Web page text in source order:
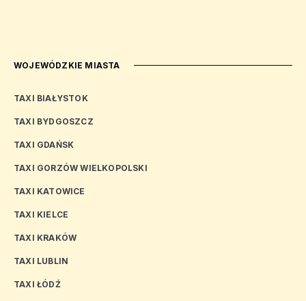
WOJEWÓDZKIE MIASTA
TAXI BIAŁYSTOK
TAXI BYDGOSZCZ
TAXI GDAŃSK
TAXI GORZÓW WIELKOPOLSKI
TAXI KATOWICE
TAXI KIELCE
TAXI KRAKÓW
TAXI LUBLIN
TAXI ŁÓDŹ